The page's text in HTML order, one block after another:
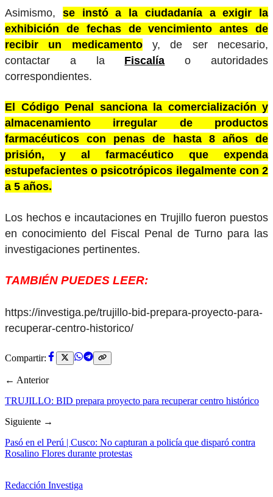
Asimismo, se instó a la ciudadanía a exigir la
exhibición de fechas de vencimiento antes de
recibir un medicamentoy, de ser necesario,
contactar a la Fiscalía
o autoridades
correspondientes.
El Código Penal sanciona la comercialización y
almacenamiento irregular de productos
farmacéuticos con penas de hasta 8 años de
prisión, y al farmacéutico que expenda
estupefacientes o psicotrópicos ilegalmente con 2
a 5 años.
Los hechos e incautaciones en Trujillo fueron puestos
en conocimiento del Fiscal Penal de Turno para las
investigaciones pertinentes.
TAMBIÉN PUEDES LEER:
https://investiga.pe/trujillo-bid-prepara-proyecto-para-
recuperar-centro-historico/
Compartir:
← Anterior
TRUJILLO: BID prepara proyecto para recuperar centro histórico
Siguiente →
Pasó en el Perú | Cusco: No capturan a policía que disparó contra
Rosalino Flores durante protestas
Redacción Investiga